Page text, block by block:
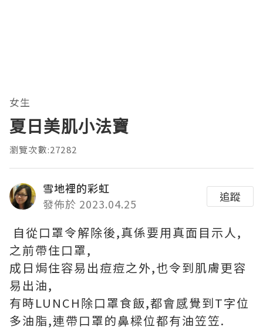
女生
夏日美肌小法寶
瀏覽次數:27282
雪地裡的彩虹
發佈於 2023.04.25
追蹤
自從口罩令解除後,真係要用真面目示人,
之前帶住口罩,
成日焗住容易出痘痘之外,也令到肌膚更容
易出油,
有時LUNCH除口罩食飯,都會感覺到T字位
多油脂,連帶口罩的鼻樑位都有油笠笠.